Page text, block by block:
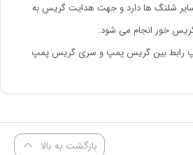
شلنگ ها دارد و جهت هدایت گریس به
خور انجام می شود.
رابط بین گریس پمپ و سری گریس پمپ
بازگشت به بالا